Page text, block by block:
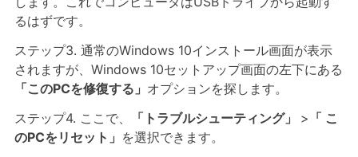
るはずです。
ステップ3. 通常のWindows 10インストール画面が表示
されますが、Windows 10セットアップ画面の左下にある
「このPCを修復する」 オプションを探します。
ステップ4. ここで、
「トラブルシューティング」 > 「 こ
のPCをリセット」 を選択できます。